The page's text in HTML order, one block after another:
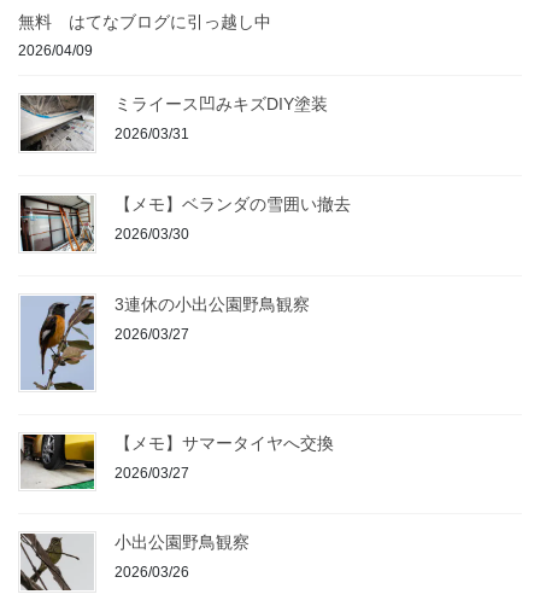
無料 はてなブログに引っ越し中
2026/04/09
ミライース凹みキズDIY塗装
2026/03/31
【メモ】ベランダの雪囲い撤去
2026/03/30
3連休の小出公園野鳥観察
2026/03/27
【メモ】サマータイヤへ交換
2026/03/27
小出公園野鳥観察
2026/03/26